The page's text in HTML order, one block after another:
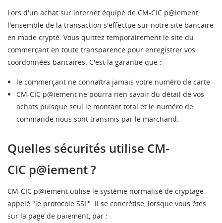
Lors d'un achat sur internet équipé de CM-CIC p@iement,
l'ensemble de la transaction s'effectue sur notre site bancaire
en mode crypté. Vous quittez temporairement le site du
commerçant en toute transparence pour enregistrer vos
coordonnées bancaires. C'est la garantie que :
le commerçant ne connaîtra jamais votre numéro de carte
CM-CIC p@iement ne pourra rien savoir du détail de vos
achats puisque seul le montant total et le numéro de
commande nous sont transmis par le marchand.
Quelles sécurités utilise CM-
CIC p@iement?
CM-CIC p@iement utilise le système normalisé de cryptage
appelé "le protocole SSL". Il se concrétise, lorsque vous êtes
sur la page de paiement, par :